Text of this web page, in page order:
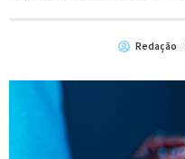
Redação